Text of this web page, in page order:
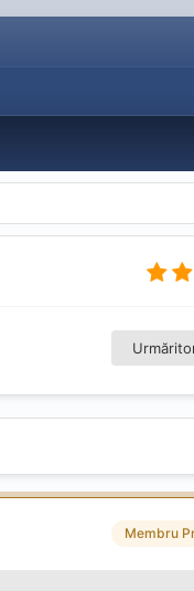
Membru